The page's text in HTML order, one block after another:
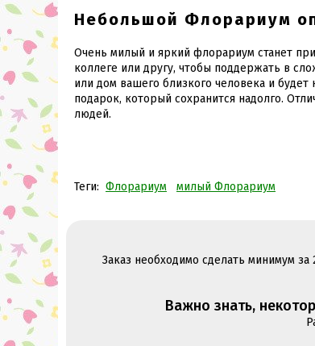
Небольшой Флорариум
Очень милый и яркий флорариум станет
коллеге или другу, чтобы поддержать в
или дом вашего близкого человека и
подарок, который сохранится надолго.
людей.
Теги: Флорариум милый Флорариум
Заказ необходимо сделать минимум
Важно знать,